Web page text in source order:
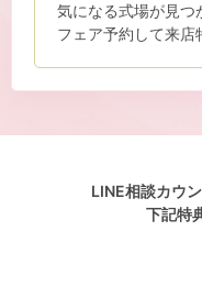
気になる式場が見つ
フェア予約して来店
LINE相談カウ
下記特